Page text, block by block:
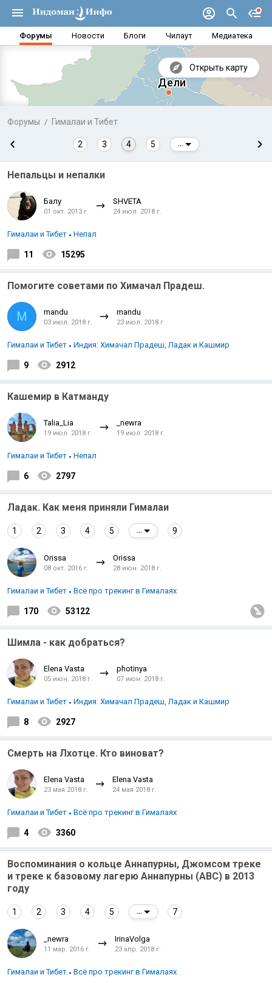
Форумы Новости Блоги Чилаут Медиатека
Открыть карту
Аравийское море
Форумы Гималаи и Тибет
2 3 4 5
Непальцы и непалки
Балу
01 окт. 2013 г.
SHVETA
24 июл. 2018 г.
Гималаи и Тибет Непал
11 15295
Помогите советами по Химачал Прадеш.
M mandu
03 июл. 2018 г.
mandu
23 июл. 2018 г.
Гималаи и Тибет Индия: Химачал Прадеш, Ладак и Кашмир
9 2912
Кашемир в Катманду
Talia_Lia
19 июл. 2018 г.
_newra
19 июл. 2018 г.
Гималаи и Тибет Непал
6 2797
Ладак. Как меня приняли Гималаи
1 2 3 4 5 9
Orissa
08 окт. 2016 г.
Orissa
28 июн. 2018 г.
Гималаи и Тибет Всё про трекинг в Гималаях
170 53122
Шимла - как добраться?
Elena Vasta
05 июн. 2018 г.
photinya
07 июн. 2018 г.
Гималаи и Тибет Индия: Химачал Прадеш, Ладак и Кашмир
8 2927
Смерть на Лхотце. Кто виноват?
Elena Vasta
23 мая 2018 г.
Elena Vasta
24 мая 2018 г.
Гималаи и Тибет Всё про трекинг в Гималаях
4 3360
Воспоминания о кольце Аннапурны, Джомсом треке
и треке к базовому лагерю Аннапурны (ABC) в 2013
году
1 2 3 4 5 7
_newra
11 мар. 2016 г.
IrinaVolga
23 апр. 2018 г.
Гималаи и Тибет Всё про трекинг в Гималаях